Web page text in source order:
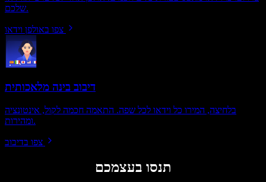
שלכם.
צפו באולפן וידאו
דיבוב בינה מלאכותית
בלחיצה, המירו כל וידאו לכל שפה. התאמה חכמה לקול, אינטונציה
ומהירות.
צפו בדיבוב
תנסו בעצמכם